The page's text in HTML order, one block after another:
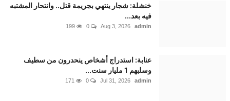
خنشلة: شجار ينتهي بجريمة قتل.. وانتحار المشتبه
فيه بعد...
Aug 3, 2026
0
199
عنابة: استدراج أشخاص ينحدرون من سطيف
وسلبهم 1 مليار سنت...
Jul 31, 2026
0
171